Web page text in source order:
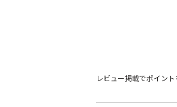
レビュー掲載でポイン